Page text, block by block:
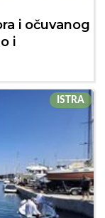
i očuvanog
i
ISTRA